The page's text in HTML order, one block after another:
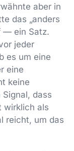
aber in
das „anders
— ein Satz.
jeder
es um eine
eine
keine
dass
wirklich als
reicht, um das